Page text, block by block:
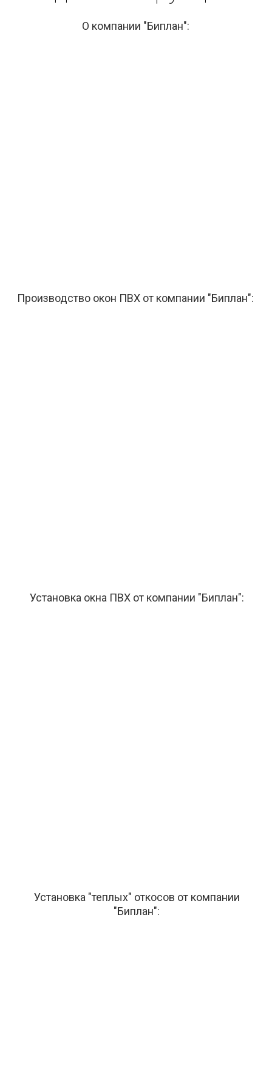
О компании "Биплан":
Производство окон ПВХ от компании "Биплан":
Установка окна ПВХ от компании "Биплан":
Установка "теплых" откосов от компании
"Биплан":